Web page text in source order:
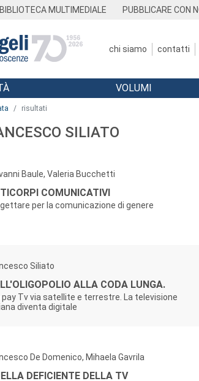
BIBLIOTECA MULTIMEDIALE PUBBLICARE CON
chi siamo contatti
VOLUMI
risultati
SILIATO
Baule, Valeria Bucchetti
COMUNICATIVI
per la comunicazione di genere
Siliato
ALLA CODA LUNGA.
pay Tv via satellite e terrestre. La televisione
diventa digitale
De Domenico, Mihaela Gavrila
DEFICIENTE DELLA TV